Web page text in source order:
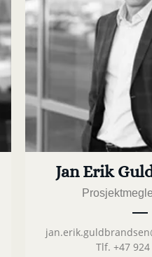
Jan Erik
Tlf.+47